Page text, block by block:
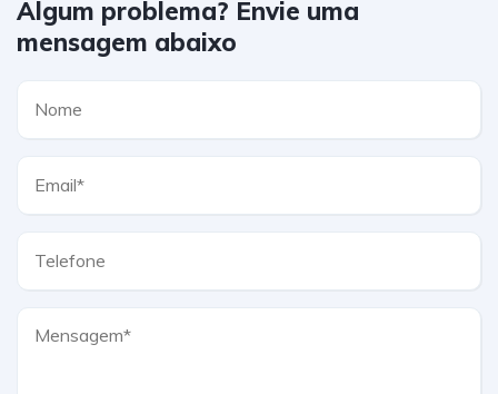
Algum problema? Envie uma
mensagem abaixo